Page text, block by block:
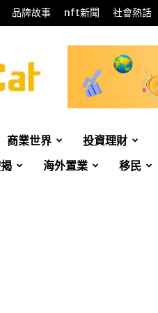
品牌故事 nft新聞 社會熱話
商業世界 投資理財
海外置業 移民